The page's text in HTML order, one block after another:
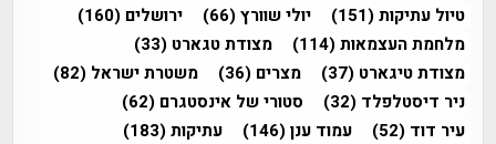
טיול עתיקות(151) יולי שוורץ(66) ירושלים (160)
מלחמת העצמאות(114) מצודת טגארט (33)
מצודת טיגארט (37) מצרים (36) משטרת ישראל (82)
ניר דיסטלפלד (32) סטורי של אינסטגרם (62)
עיר דוד (52) עמוד ענן(146) עתיקות(183)